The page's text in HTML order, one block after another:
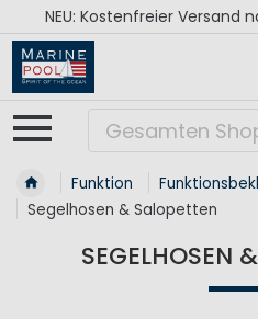
ab 150€
Funktion
Segelhosen & Salopetten
SEGELHOSEN